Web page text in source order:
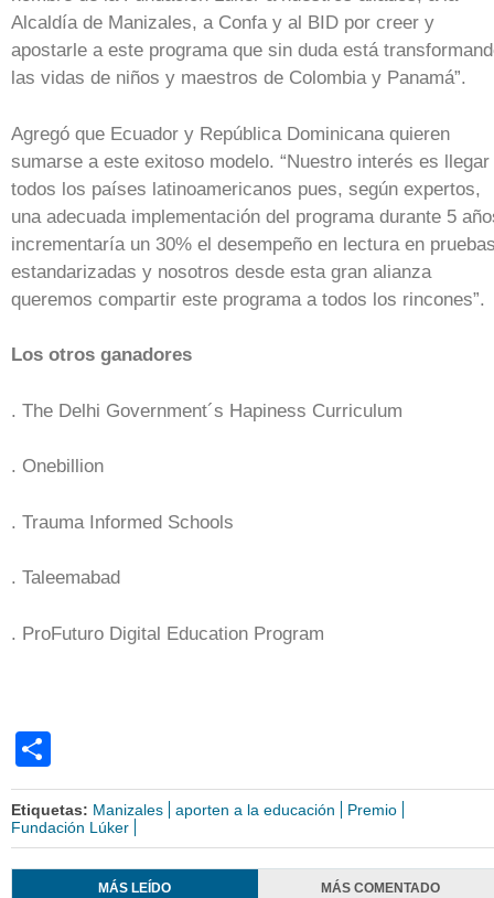
Alcaldía de Manizales, a Confa y al BID por creer y
apostarle a este programa que sin duda está
las vidas de niños y maestros de Colombia y Panamá”.
Agregó que Ecuador y República Dominicana quieren
sumarse a este exitoso modelo. “Nuestro interés es llegar
todos los países latinoamericanos pues, según expertos,
una adecuada implementación del programa durante 5
incrementaría un 30% el desempeño en lectura en
estandarizadas y nosotros desde esta gran alianza
queremos compartir este programa a todos los rincones”.
Los otros ganadores
. The Delhi Government´s Hapiness Curriculum
. Onebillion
. Trauma Informed Schools
. Taleemabad
. ProFuturo Digital Education Program
Etiquetas: Manizales aporten a la educación
Premio
Fundación Lúker
MÁS LEÍDO MÁS COMENTADO